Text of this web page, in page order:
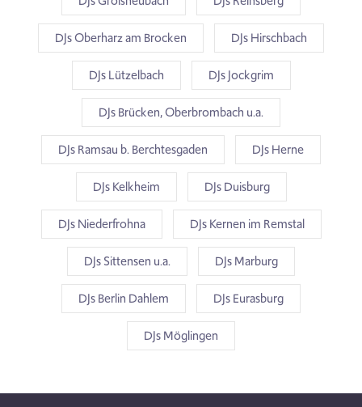
DJs Oberharz am Brocken DJs Hirschbach
DJs Lützelbach DJs Jockgrim
DJs Brücken, Oberbrombach u.a.
DJs Ramsau b. Berchtesgaden DJs Herne
DJs Kelkheim DJs Duisburg
DJs Niederfrohna DJs Kernen im Remstal
DJs Sittensen u.a. DJs Marburg
DJs Berlin Dahlem DJs Eurasburg
DJs Möglingen